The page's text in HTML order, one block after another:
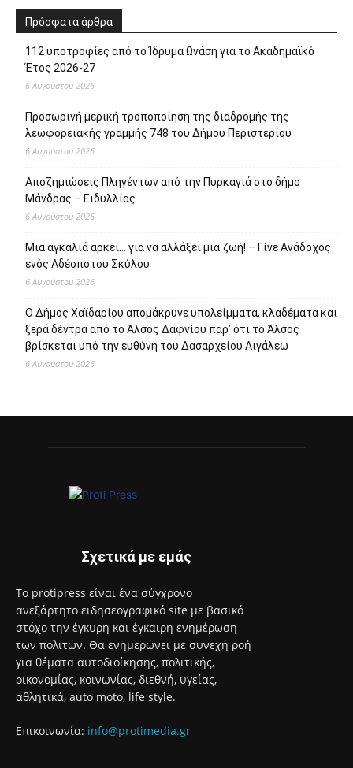
Πρόσφατα άρθρα
112 υποτροφίες από το Ίδρυμα Ωνάση για το Ακαδημαϊκό
Έτος 2026-27
6 Αυγούστου 2026
Προσωρινή μερική τροποποίηση της διαδρομής της
λεωφορειακής γραμμής 748 του Δήμου Περιστερίου
6 Αυγούστου 2026
Αποζημιώσεις Πληγέντων από την Πυρκαγιά στο δήμο
Μάνδρας – Ειδυλλίας
6 Αυγούστου 2026
Μια αγκαλιά αρκεί… για να αλλάξει μια ζωή! – Γίνε Ανάδοχος
ενός Αδέσποτου Σκύλου
6 Αυγούστου 2026
Ο Δήμος Χαϊδαρίου απομάκρυνε υπολείμματα, κλαδέματα και
ξερά δέντρα από το Άλσος Δαφνίου παρ’ ότι το Άλσος
βρίσκεται υπό την ευθύνη του Δασαρχείου Αιγάλεω
6 Αυγούστου 2026
Σχετικά με εμάς
Το protipress είναι ένα σύγχρονο
ανεξάρτητο ειδησεογραφικό site με βασικό
στόχο την έγκυρη και έγκαιρη ενημέρωση
των πολιτών. Θα ενημερώνει με συνεχή ροή
για θέματα αυτοδιοίκησης, πολιτικής,
οικονομίας, κοινωνίας, διεθνή, υγείας,
αθλητικά, auto moto, life style.
Επικοινωνία: info@protimedia.gr